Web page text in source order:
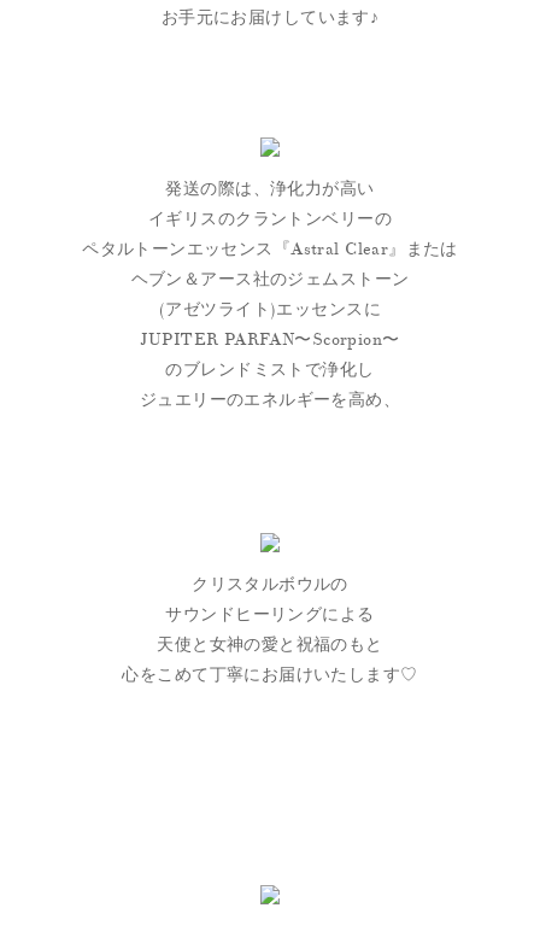
お手元にお届けしています♪
発送の際は、浄化力が高い
イギリスのクラントンベリーの
ペタルトーンエッセンス『Astral Clear』または
ヘブン＆アース社のジェムストーン
(アゼツライト)エッセンスに
JUPITER PARFAN〜Scorpion〜
のブレンドミストで浄化し
ジュエリーのエネルギーを高め、
クリスタルボウルの
サウンドヒーリングによる
天使と女神の愛と祝福のもと
心をこめて丁寧にお届けいたします♡